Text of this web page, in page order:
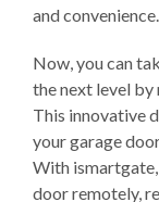
and convenience.
Now, you can
the next level
This innovative
your garage
With ismartgate,
door remotely,